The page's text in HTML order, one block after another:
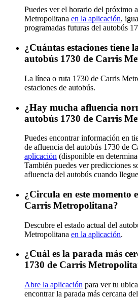
Puedes ver el horario del próximo
Metropolitana en la aplicación,
programadas futuras del autobús
¿Cuántas estaciones tiene
autobús 1730 de Carris
La línea o ruta 1730 de Carris
estaciones de autobús.
¿Hay mucha afluencia
autobús 1730 de Carris
Puedes encontrar información en
de afluencia del autobús 1730 de
aplicación (disponible en
También puedes ver predicciones
afluencia del autobús cuando
¿Circula en este momento
Carris Metropolitana?
Descubre el estado actual del
Metropolitana en la aplicación.
¿Cuál es la parada más
1730 de Carris
Abre la aplicación para ver tu
encontrar la parada más cercana